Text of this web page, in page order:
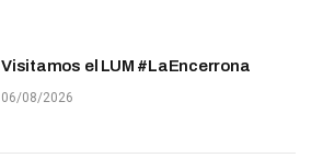
Visitamos el LUM #LaEncerrona
06/08/2026